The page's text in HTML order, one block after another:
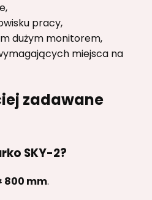
pracy,
dużym monitorem,
miejsca na
zadawane
SKY-2?
800 mm.